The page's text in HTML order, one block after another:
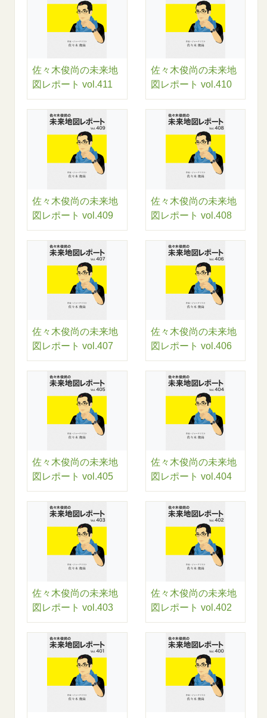
佐々木俊尚の未来地
図レポート vol.411
佐々木俊尚の未来地
図レポート vol.410
佐々木俊尚の未来地
図レポート vol.409
佐々木俊尚の未来地
図レポート vol.408
佐々木俊尚の未来地
図レポート vol.407
佐々木俊尚の未来地
図レポート vol.406
佐々木俊尚の未来地
図レポート vol.405
佐々木俊尚の未来地
図レポート vol.404
佐々木俊尚の未来地
図レポート vol.403
佐々木俊尚の未来地
図レポート vol.402